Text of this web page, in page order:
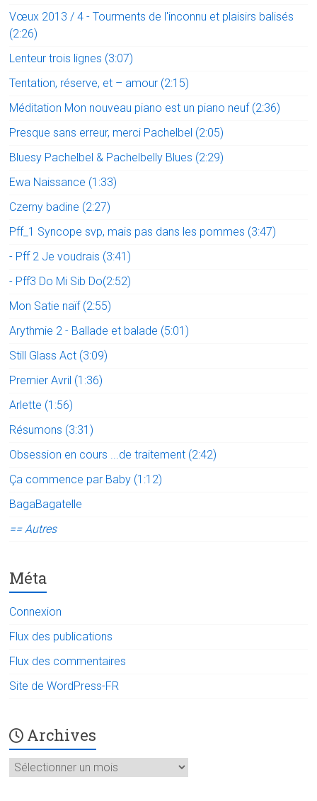
Vœux 2013 / 4 - Tourments de l'inconnu et plaisirs balisés
(2:26)
Lenteur trois lignes (3:07)
Tentation, réserve, et – amour (2:15)
Méditation Mon nouveau piano est un piano neuf (2:36)
Presque sans erreur, merci Pachelbel (2:05)
Bluesy Pachelbel & Pachelbelly Blues (2:29)
Ewa Naissance (1:33)
Czerny badine (2:27)
Pff_1 Syncope svp, mais pas dans les pommes (3:47)
- Pff 2 Je voudrais (3:41)
- Pff3 Do Mi Sib Do(2:52)
Mon Satie naïf (2:55)
Arythmie 2 - Ballade et balade (5:01)
Still Glass Act (3:09)
Premier Avril (1:36)
Arlette (1:56)
Résumons (3:31)
Obsession en cours ...de traitement (2:42)
Ça commence par Baby (1:12)
BagaBagatelle
== Autres
Méta
Connexion
Flux des publications
Flux des commentaires
Site de WordPress-FR
Archives
Archives